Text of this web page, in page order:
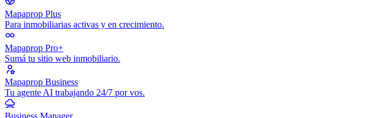
Mapaprop Plus
Para inmobiliarias activas y en crecimiento.
Mapaprop Pro+
Sumá tu sitio web inmobiliario.
Mapaprop Business
Tu agente AI trabajando 24/7 por vos.
Business Manager